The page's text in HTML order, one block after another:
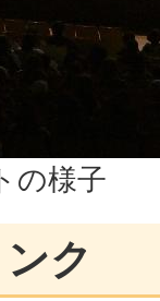
の様子
ク